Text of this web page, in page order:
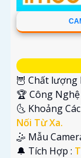
🦉 Chất lượng
🏆 Công
🌜 Khoảng
Nối Từ Xa.
🤹 Mẫu
️🔔 Tích Hợp :